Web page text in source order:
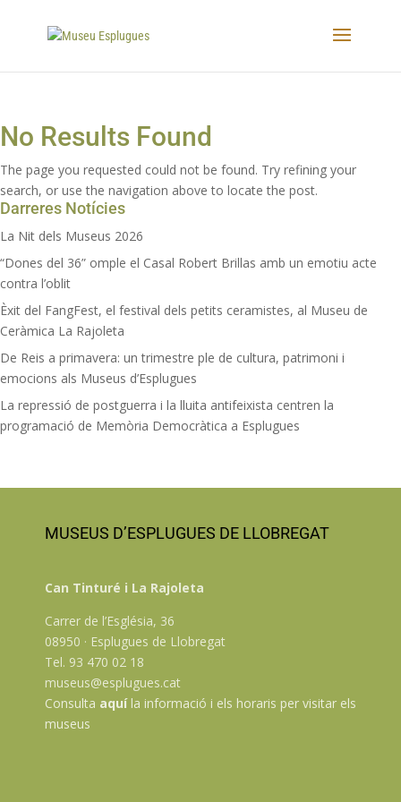
No Results Found
The page you requested could not be found. Try refining your
search, or use the navigation above to locate the post.
Darreres Notícies
La Nit dels Museus 2026
“Dones del 36” omple el Casal Robert Brillas amb un emotiu acte
contra l’oblit
Èxit del FangFest, el festival dels petits ceramistes, al Museu de
Ceràmica La Rajoleta
De Reis a primavera: un trimestre ple de cultura, patrimoni i
emocions als Museus d’Esplugues
La repressió de postguerra i la lluita antifeixista centren la
programació de Memòria Democràtica a Esplugues
MUSEUS D’ESPLUGUES DE LLOBREGAT
Can Tinturé i La Rajoleta
Carrer de l’Església, 36
08950 · Esplugues de Llobregat
Tel. 93 470 02 18
museus@esplugues.cat
Consulta aquíla informació i els horaris per visitar els
museus